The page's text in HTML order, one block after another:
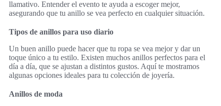
llamativo. Entender el evento te ayuda a escoger mejor,
asegurando que tu anillo se vea perfecto en cualquier situación.
Tipos de anillos para uso diario
Un buen anillo puede hacer que tu ropa se vea mejor y dar un
toque único a tu estilo. Existen muchos anillos perfectos para el
día a día, que se ajustan a distintos gustos. Aquí te mostramos
algunas opciones ideales para tu colección de joyería.
Anillos de moda